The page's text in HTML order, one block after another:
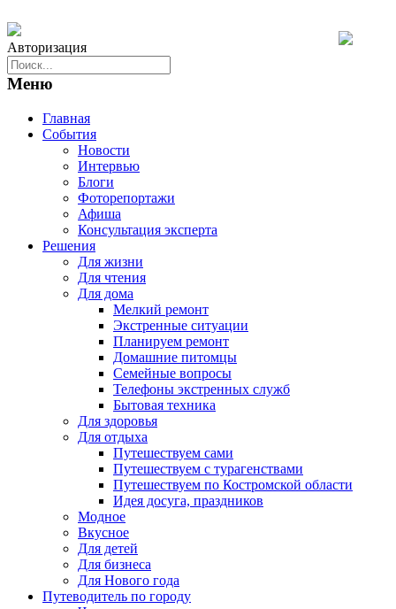
Авторизация
Меню
Главная
События
Новости
Интервью
Блоги
Фоторепортажи
Афиша
Консультация эксперта
Решения
Для жизни
Для чтения
Для дома
Мелкий ремонт
Экстренные ситуации
Планируем ремонт
Домашние питомцы
Семейные вопросы
Телефоны экстренных служб
Бытовая техника
Для здоровья
Для отдыха
Путешествуем сами
Путешествуем с турагенствами
Путешествуем по Костромской области
Идея досуга, праздников
Модное
Вкусное
Для детей
Для бизнеса
Для Нового года
Путеводитель по городу